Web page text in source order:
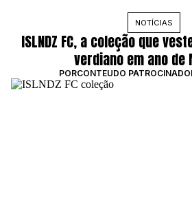
ENTREVISTAS
PODCAST
MARCAS
NOTÍCIAS
ISLNDZ FC, a coleção que
verdiano em ano de
PORCONTEÚDO PATROCINADO